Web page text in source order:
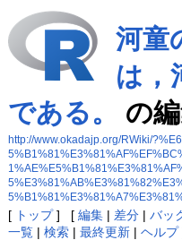
河童
は，
である。
の
http://www.okadajp.org/RWiki/
[ トップ] [ 編集| 差分| バッ
一覧| 検索| 最終更新| ヘルプ